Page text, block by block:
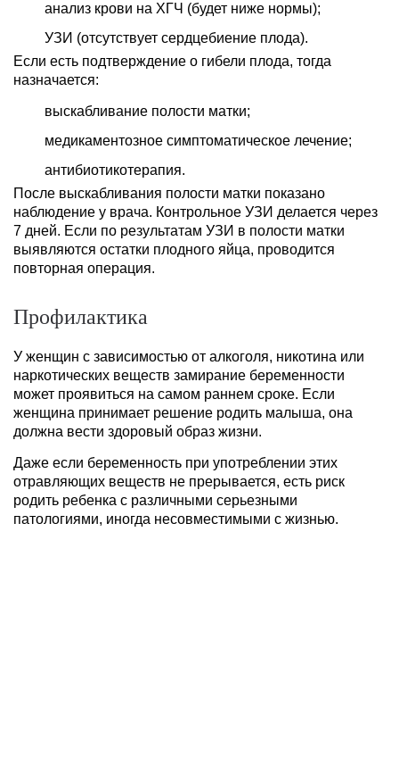
анализ крови на ХГЧ (будет ниже нормы);
УЗИ (отсутствует сердцебиение плода).
Если есть подтверждение о гибели плода, тогда
назначается:
выскабливание полости матки;
медикаментозное симптоматическое лечение;
антибиотикотерапия.
После выскабливания полости матки показано
наблюдение у врача. Контрольное УЗИ делается через
7 дней. Если по результатам УЗИ в полости матки
выявляются остатки плодного яйца, проводится
повторная операция.
Профилактика
У женщин с зависимостью от алкоголя, никотина или
наркотических веществ замирание беременности
может проявиться на самом раннем сроке. Если
женщина принимает решение родить малыша, она
должна вести здоровый образ жизни.
Даже если беременность при употреблении этих
отравляющих веществ не прерывается, есть риск
родить ребенка с различными серьезными
патологиями, иногда несовместимыми с жизнью.